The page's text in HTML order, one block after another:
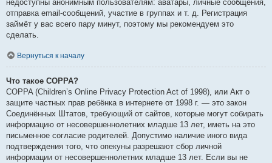
недоступны анонимным пользователям: аватары, личные сообщения,
отправка email-сообщений, участие в группах и т. д. Регистрация
займёт у вас всего пару минут, поэтому мы рекомендуем это
сделать.
Вернуться к началу
Что такое COPPA?
COPPA (Children’s Online Privacy Protection Act of 1998), или Акт о
защите частных прав ребёнка в интернете от 1998 г. — это закон
Соединённых Штатов, требующий от сайтов, которые могут собирать
информацию от несовершеннолетних младше 13 лет, иметь на это
письменное согласие родителей. Допустимо наличие иного вида
подтверждения того, что опекуны разрешают сбор личной
информации от несовершеннолетних младше 13 лет. Если вы не